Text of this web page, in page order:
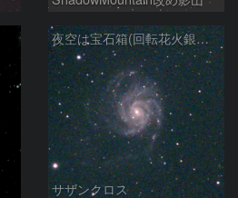
夜空は宝石箱(回転花火銀河 M101) Seestar50
サザンクロス